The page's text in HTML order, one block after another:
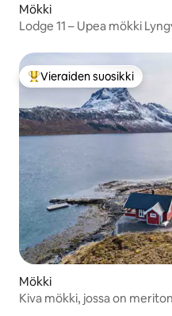
Mökki
Lodge 11 – Upea mökki
Vieraiden suosikkien
Vieraiden suosikki
Mökki
Kiva mökki, jossa on